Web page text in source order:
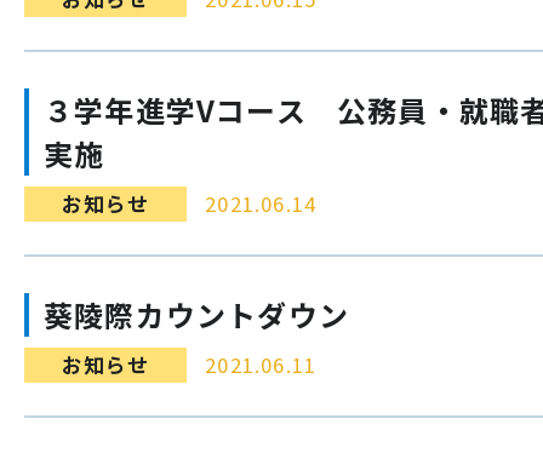
３学年進学Vコース 公務員・就職
実施
お知らせ 2021.06.14
葵陵際カウントダウン
お知らせ 2021.06.11